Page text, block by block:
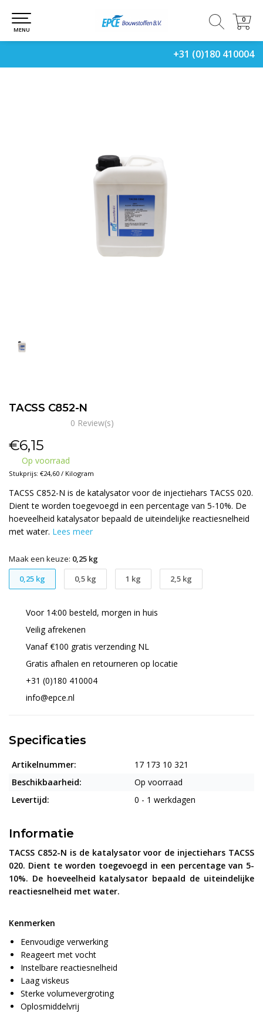
+31 (0)180 410004
0
0
MENU
TACSS C852-N
0 Review(s)
€6,15
Op voorraad
Stukprijs: €24,60 / Kilogram
TACSS C852-N is de katalysator voor de injectiehars TACSS 020.
Dient te worden toegevoegd in een percentage van 5-10%. De
hoeveelheid katalysator bepaald de uiteindelijke reactiesnelheid
met water. Lees meer
Maak een keuze: 0,25 kg
0,25 kg
0,5 kg 1 kg 2,5 kg
Voor 14:00 besteld, morgen in huis
Veilig afrekenen
Vanaf €100 gratis verzending NL
Gratis afhalen en retourneren op locatie
+31 (0)180 410004
info@epce.nl
Specificaties
Artikelnummer:
17 173 10 321
Beschikbaarheid:
Op voorraad
Levertijd:
0 - 1 werkdagen
Informatie
TACSS C852-N is de katalysator voor de injectiehars TACSS
020. Dient te worden toegevoegd in een percentage van 5-
10%. De hoeveelheid katalysator bepaald de uiteindelijke
reactiesnelheid met water.
Kenmerken
Eenvoudige verwerking
Reageert met vocht
Instelbare reactiesnelheid
Laag viskeus
Sterke volumevergroting
Oplosmiddelvrij